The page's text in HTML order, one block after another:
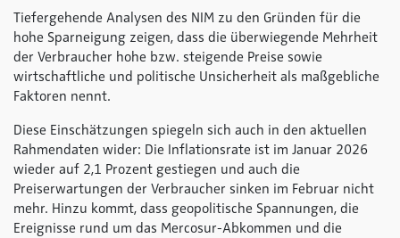
Tiefergehende Analysen des NIM zu den Gründen für die
hohe Sparneigung zeigen, dass die überwiegende Mehrheit
der Verbraucher hohe bzw. steigende Preise sowie
wirtschaftliche und politische Unsicherheit als maßgebliche
Faktoren nennt.
Diese Einschätzungen spiegeln sich auch in den aktuellen
Rahmendaten wider: Die Inflationsrate ist im Januar 2026
wieder auf 2,1 Prozent gestiegen und auch die
Preiserwartungen der Verbraucher sinken im Februar nicht
mehr. Hinzu kommt, dass geopolitische Spannungen, die
Ereignisse rund um das Mercosur-Abkommen und die